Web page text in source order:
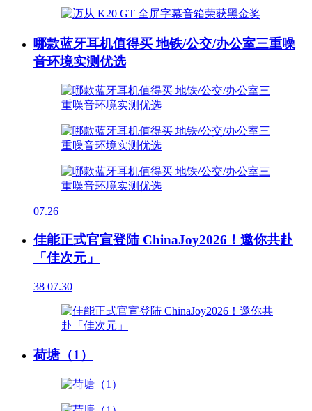
哪款蓝牙耳机值得买 地铁/公交/办公室三重噪
音环境实测优选
07.26
佳能正式官宣登陆 ChinaJoy2026！邀你共赴
「佳次元」
38 07.30
荷塘（1）